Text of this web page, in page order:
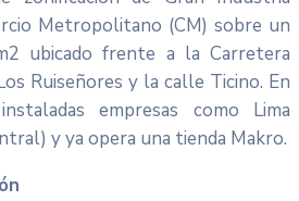
Metropolitano (CM) sobre un
ubicado frente a la Carretera
Ruiseñores y la calle Ticino. En
empresas como Lima
y ya opera una tienda Makro.